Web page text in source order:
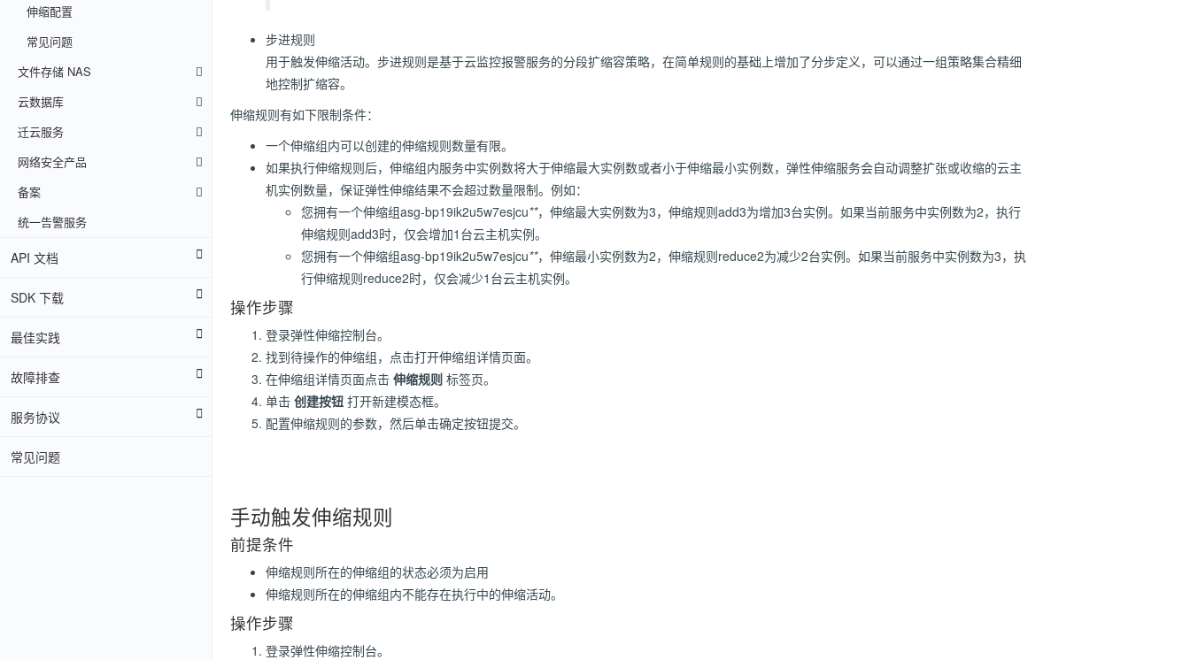
伸缩配置
常见问题
文件存储 NAS
云数据库
迁云服务
网络安全产品
备案
统一告警服务
API 文档
SDK 下载
最佳实践
故障排查
服务协议
常见问题
步进规则
用于触发伸缩活动。步进规则是基于云监控报警服务的分段扩缩容策略，在简单规则的基础上增加了分步定义，可以通过一组策略集合精细
地控制扩缩容。
伸缩规则有如下限制条件：
一个伸缩组内可以创建的伸缩规则数量有限。
如果执行伸缩规则后，伸缩组内服务中实例数将大于伸缩最大实例数或者小于伸缩最小实例数，弹性伸缩服务会自动调整扩张或收缩的云主
机实例数量，保证弹性伸缩结果不会超过数量限制。例如：
您拥有一个伸缩组asg-bp19ik2u5w7esjcu**，伸缩最大实例数为3，伸缩规则add3为增加3台实例。如果当前服务中实例数为2，执行
伸缩规则add3时，仅会增加1台云主机实例。
您拥有一个伸缩组asg-bp19ik2u5w7esjcu**，伸缩最小实例数为2，伸缩规则reduce2为减少2台实例。如果当前服务中实例数为3，执
行伸缩规则reduce2时，仅会减少1台云主机实例。
操作步骤
登录弹性伸缩控制台。
找到待操作的伸缩组，点击打开伸缩组详情页面。
在伸缩组详情页面点击 伸缩规则 标签页。
单击 创建按钮 打开新建模态框。
配置伸缩规则的参数，然后单击确定按钮提交。
手动触发伸缩规则
前提条件
伸缩规则所在的伸缩组的状态必须为启用
伸缩规则所在的伸缩组内不能存在执行中的伸缩活动。
操作步骤
登录弹性伸缩控制台。